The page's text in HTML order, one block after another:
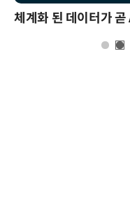
체계화 된 데이터가